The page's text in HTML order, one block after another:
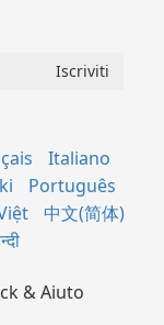
Italiano
Português
中文(简体)
& Aiuto